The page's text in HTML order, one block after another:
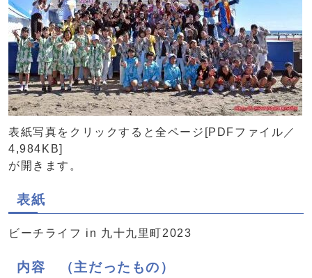
表紙写真をクリックすると全ページ[PDFファイル／
4,984KB]
が開きます。
表紙
ビーチライフ in 九十九里町2023
内容 （主だったもの）